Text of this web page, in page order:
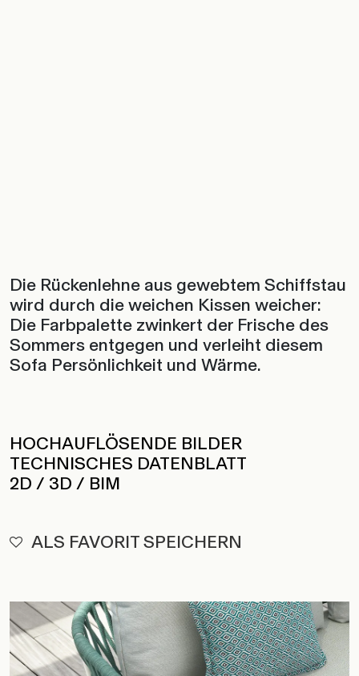
Die Rückenlehne aus gewebtem Schiffstau
wird durch die weichen Kissen weicher:
Die Farbpalette zwinkert der Frische des
Sommers entgegen und verleiht diesem
Sofa Persönlichkeit und Wärme.
HOCHAUFLÖSENDE BILDER
TECHNISCHES DATENBLATT
2D / 3D / BIM
ALS FAVORIT SPEICHERN